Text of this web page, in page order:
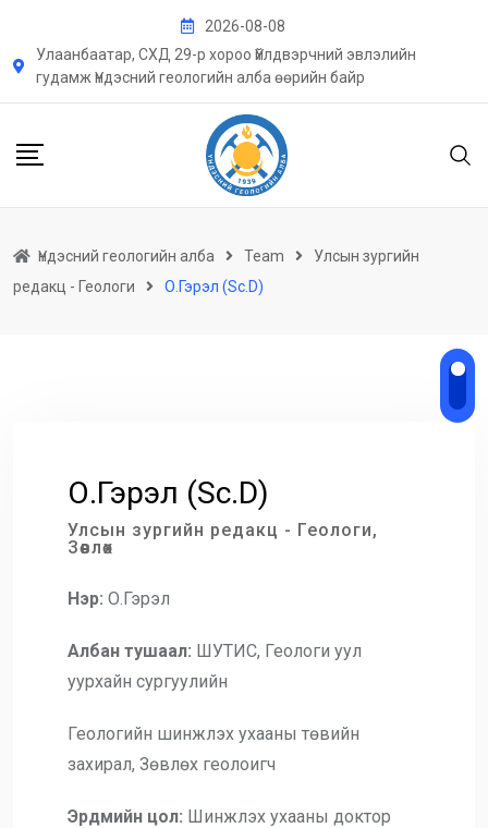
content
2026-08-08
Улаанбаатар, СХД 29-р хороо Үйлдвэрчний эвлэлийн
гудамж Үндэсний геологийн алба өөрийн байр
Үндэсний геологийн алба Team
Улсын зургийн
редакц - Геологи
О.Гэрэл (Sc.D)
О.Гэрэл (Sc.D)
Улсын зургийн редакц - Геологи,
Зөвлөх
Нэр: О.Гэрэл
Албан тушаал: ШУТИС, Геологи уул
уурхайн сургуулийн
Геологийн шинжлэх ухааны төвийн
захирал, Зөвлөх геолоигч
Эрдмийн цол: Шинжлэх ухааны доктор